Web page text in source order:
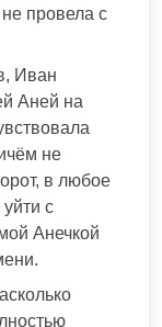
провела с
Иван
Аней на
не
в любое
с
Анечкой